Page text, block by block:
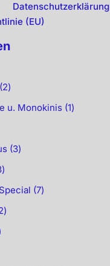
Datenschutzerklärung
(EU)
2
u. Monokinis 1
3
7